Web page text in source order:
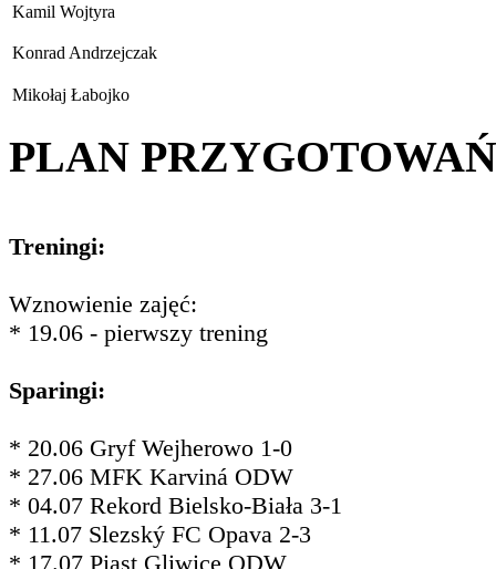
Kamil Wojtyra
Konrad Andrzejczak
Mikołaj Łabojko
PLAN PRZYGOTOWAŃ
Treningi:
Wznowienie zajęć:
* 19.06 - pierwszy trening
Sparingi:
* 20.06 Gryf Wejherowo 1-0
* 27.06 MFK Karviná ODW
* 04.07 Rekord Bielsko-Biała 3-1
* 11.07 Slezský FC Opava 2-3
* 17.07 Piast Gliwice ODW